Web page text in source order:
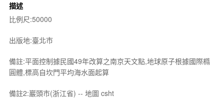
描述
比例尺:50000
出版地:臺北市
備註:平面控制據民國49年改算之南京天文點,地球原子根據國際橢
圓體,標高自坎門平均海水面起算
備註2:巖頭市(浙江省) -- 地圖 csht